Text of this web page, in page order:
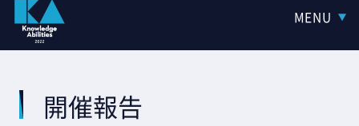
MENU
開催報告